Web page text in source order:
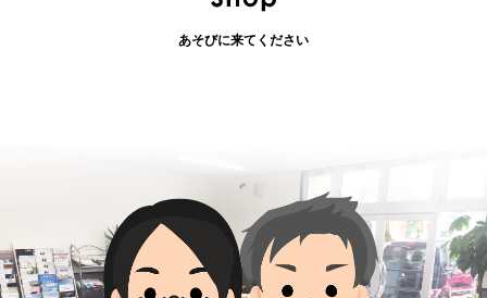
あそびに来てください